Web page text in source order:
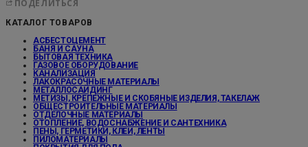
ПОДЕЛИТЬСЯ
КАТАЛОГ ТОВАРОВ
АСБЕСТОЦЕМЕНТ
БАНЯ И САУНА
БЫТОВАЯ ТЕХНИКА
ГАЗОВОЕ ОБОРУДОВАНИЕ
КАНАЛИЗАЦИЯ
ЛАКОКРАСОЧНЫЕ МАТЕРИАЛЫ
МЕТАЛЛОСАЙДИНГ
МЕТИЗЫ, КРЕПЕЖНЫЕ И СКОБЯНЫЕ ИЗДЕЛИЯ, ТАКЕЛАЖ
ОБЩЕСТРОИТЕЛЬНЫЕ МАТЕРИАЛЫ
ОТДЕЛОЧНЫЕ МАТЕРИАЛЫ
ОТОПЛЕНИЕ, ВОДОСНАБЖЕНИЕ И САНТЕХНИКА
ПЕНЫ, ГЕРМЕТИКИ, КЛЕИ, ЛЕНТЫ
ПИЛОМАТЕРИАЛЫ